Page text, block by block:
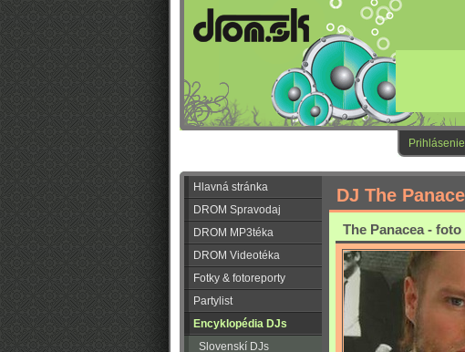
Hlavná stránka
DROM Spravodaj
DROM MP3téka
DROM Videotéka
Fotky & fotoreporty
Partylist
Encyklopédia DJs
Slovenskí DJs
DJ The
The Panacea -